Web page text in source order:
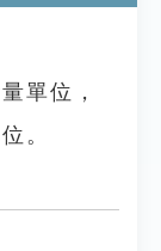
單位，
。